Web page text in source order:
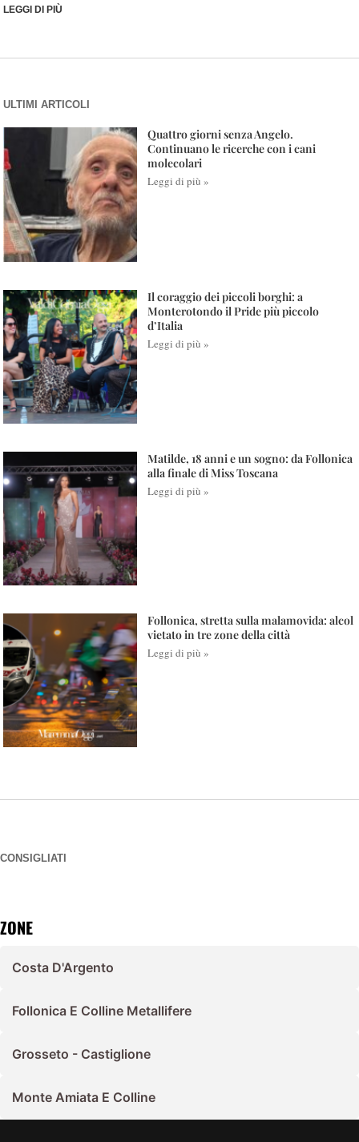
LEGGI DI PIÙ
ULTIMI ARTICOLI
Quattro giorni senza Angelo.
Continuano le ricerche con i cani
molecolari
Leggi di più »
Il coraggio dei piccoli borghi: a
Monterotondo il Pride più piccolo
d’Italia
Leggi di più »
Matilde, 18 anni e un sogno: da Follonica
alla finale di Miss Toscana
Leggi di più »
Follonica, stretta sulla malamovida: alcol
vietato in tre zone della città
Leggi di più »
CONSIGLIATI
ZONE
Costa D'Argento
Follonica E Colline Metallifere
Grosseto - Castiglione
Monte Amiata E Colline